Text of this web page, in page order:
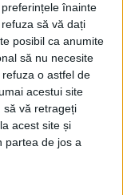
înainte
să vă dați
posibil ca anumite
să nu necesite
o astfel de
acestui site
să vă retrageți
acest site și
partea de jos a
nord-coreene
militare
în această